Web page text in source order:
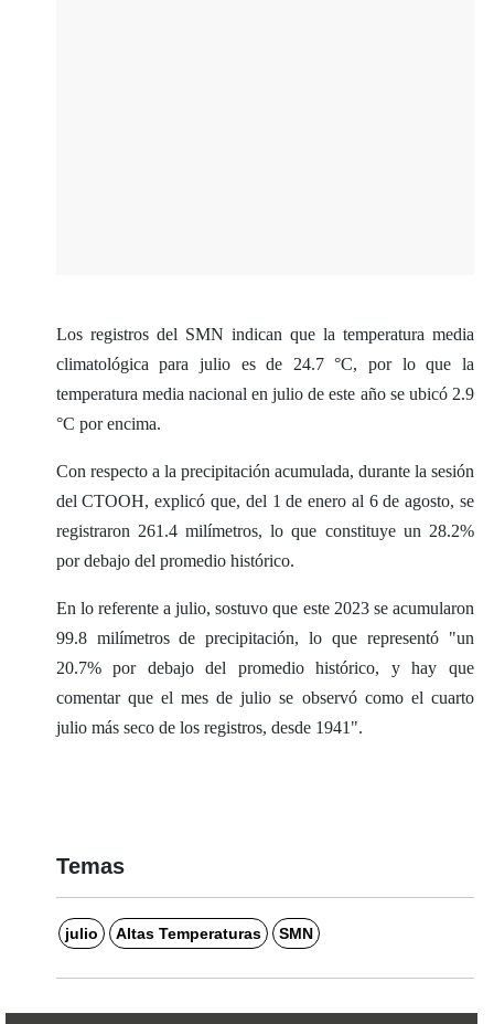
Los registros del SMN indican que la temperatura media
climatológica para julio es de 24.7 °C, por lo que la
temperatura media nacional en julio de este año se ubicó 2.9
°C por encima.
Con respecto a la precipitación acumulada, durante la sesión
del CTOOH, explicó que, del 1 de enero al 6 de agosto, se
registraron 261.4 milímetros, lo que constituye un 28.2%
por debajo del promedio histórico.
En lo referente a julio, sostuvo que este 2023 se acumularon
99.8 milímetros de precipitación, lo que representó "un
20.7% por debajo del promedio histórico, y hay que
comentar que el mes de julio se observó como el cuarto
julio más seco de los registros, desde 1941".
Temas
julio Altas Temperaturas SMN